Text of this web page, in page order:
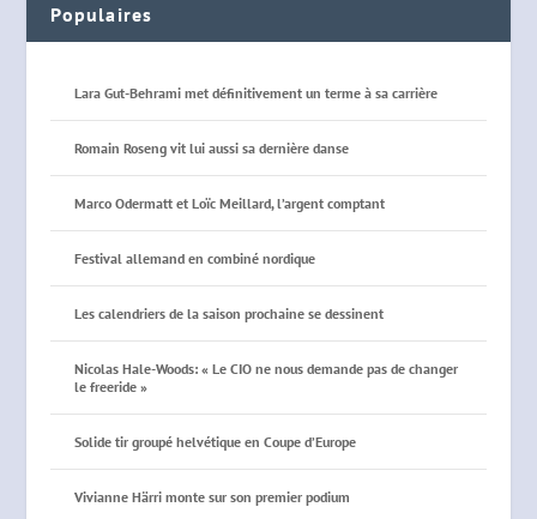
Populaires
Lara Gut-Behrami met définitivement un terme à sa carrière
Romain Roseng vit lui aussi sa dernière danse
Marco Odermatt et Loïc Meillard, l’argent comptant
Festival allemand en combiné nordique
Les calendriers de la saison prochaine se dessinent
Nicolas Hale-Woods: « Le CIO ne nous demande pas de changer
le freeride »
Solide tir groupé helvétique en Coupe d’Europe
Vivianne Härri monte sur son premier podium